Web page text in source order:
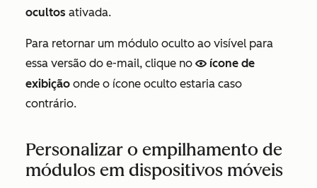
ocultos ativada.
Para retornar um módulo oculto ao visível para
essa versão do e-mail, clique no view ícone de
exibição onde o ícone oculto estaria caso
contrário.
Personalizar o empilhamento de
módulos em dispositivos móveis